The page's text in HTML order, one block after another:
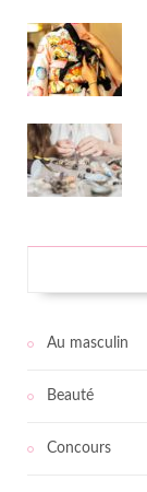
Au masculin
Beauté
Concours